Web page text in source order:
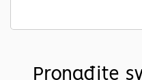
Pronađite